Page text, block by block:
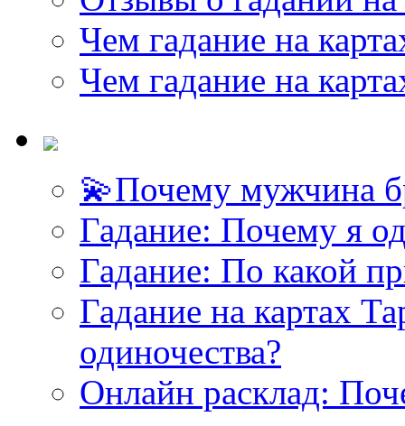
Чем гадание на
Чем гадание на
💫Почему мужчина
Гадание: Почему я
Гадание: По какой
Гадание на картах
одиночества?
Онлайн расклад: